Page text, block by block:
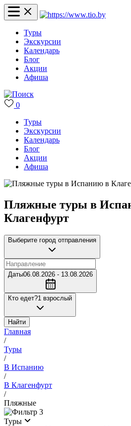
Туры
Экскурсии
Календарь
Блог
Акции
Афиша
0
Туры
Экскурсии
Календарь
Блог
Акции
Афиша
Пляжные туры в
Клагенфурт
Выберите город отправления
Даты06.08.2026 - 13.08.2026
Кто едет?1 взрослый
Найти
Главная
/
Туры
/
В Испанию
/
В Клагенфурт
/
Пляжные
3
Туры